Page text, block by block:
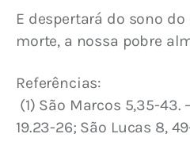
E despertará do sono do
morte, a nossa pobre
Referências:
19.23-26; São Lucas 8,